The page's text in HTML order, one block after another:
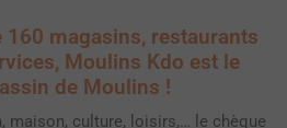
magasins, restaurants
Moulins Kdo est le
de Moulins !
maison, culture, loisirs,… le chèque